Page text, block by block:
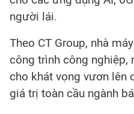
người lái.
Theo CT Group, nhà
công trình công nghiệp,
cho khát vọng vươn lên
giá trị toàn cầu ngành